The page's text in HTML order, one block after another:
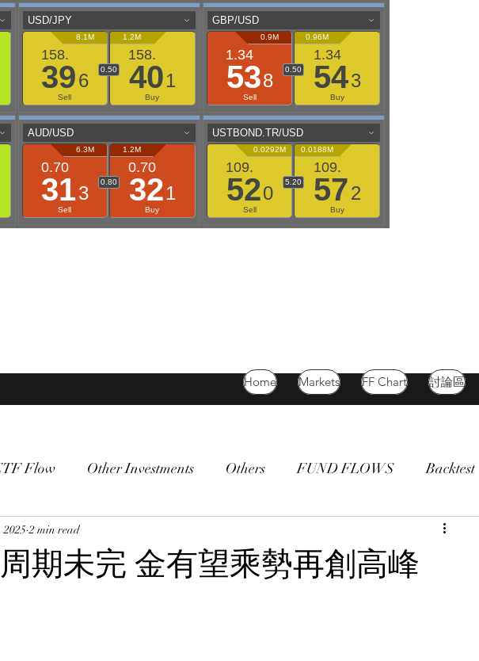
Home Markets FF Chart 討論區
Flow Other Investments Others FUND FLOWS Backtest
bitcoin Oil
期未完 金有望乘勢再創高峰
2025 2 min read